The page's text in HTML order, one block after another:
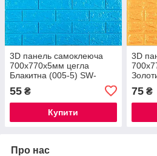
3D панель самоклеюча
700х770х5мм цегла
Блакитна (005-5) SW-
55 ₴
Купити
3D
75₴
Про нас